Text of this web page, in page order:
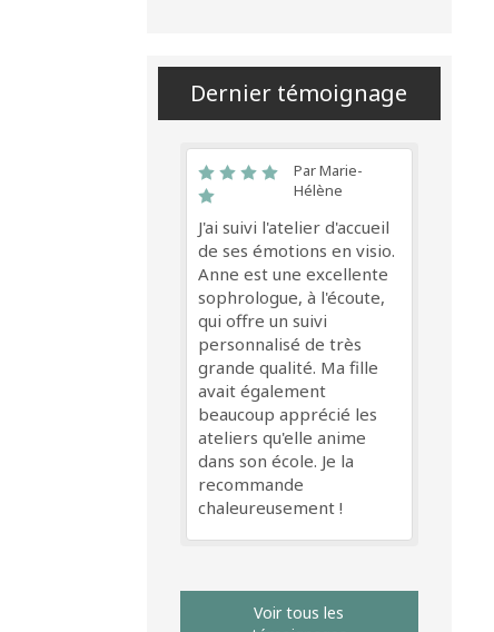
Dernier témoignage
Par Marie-
Hélène
J'ai suivi l'atelier d'accueil
de ses émotions en visio.
Anne est une excellente
sophrologue, à l'écoute,
qui offre un suivi
personnalisé de très
grande qualité. Ma fille
avait également
beaucoup apprécié les
ateliers qu'elle anime
dans son école. Je la
recommande
chaleureusement !
Voir tous les